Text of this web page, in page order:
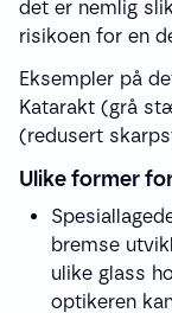
det er nemlig
risikoen for en
Eksempler på
Katarakt (grå
(redusert
Ulike former
bremse
ulike glass
optikeren